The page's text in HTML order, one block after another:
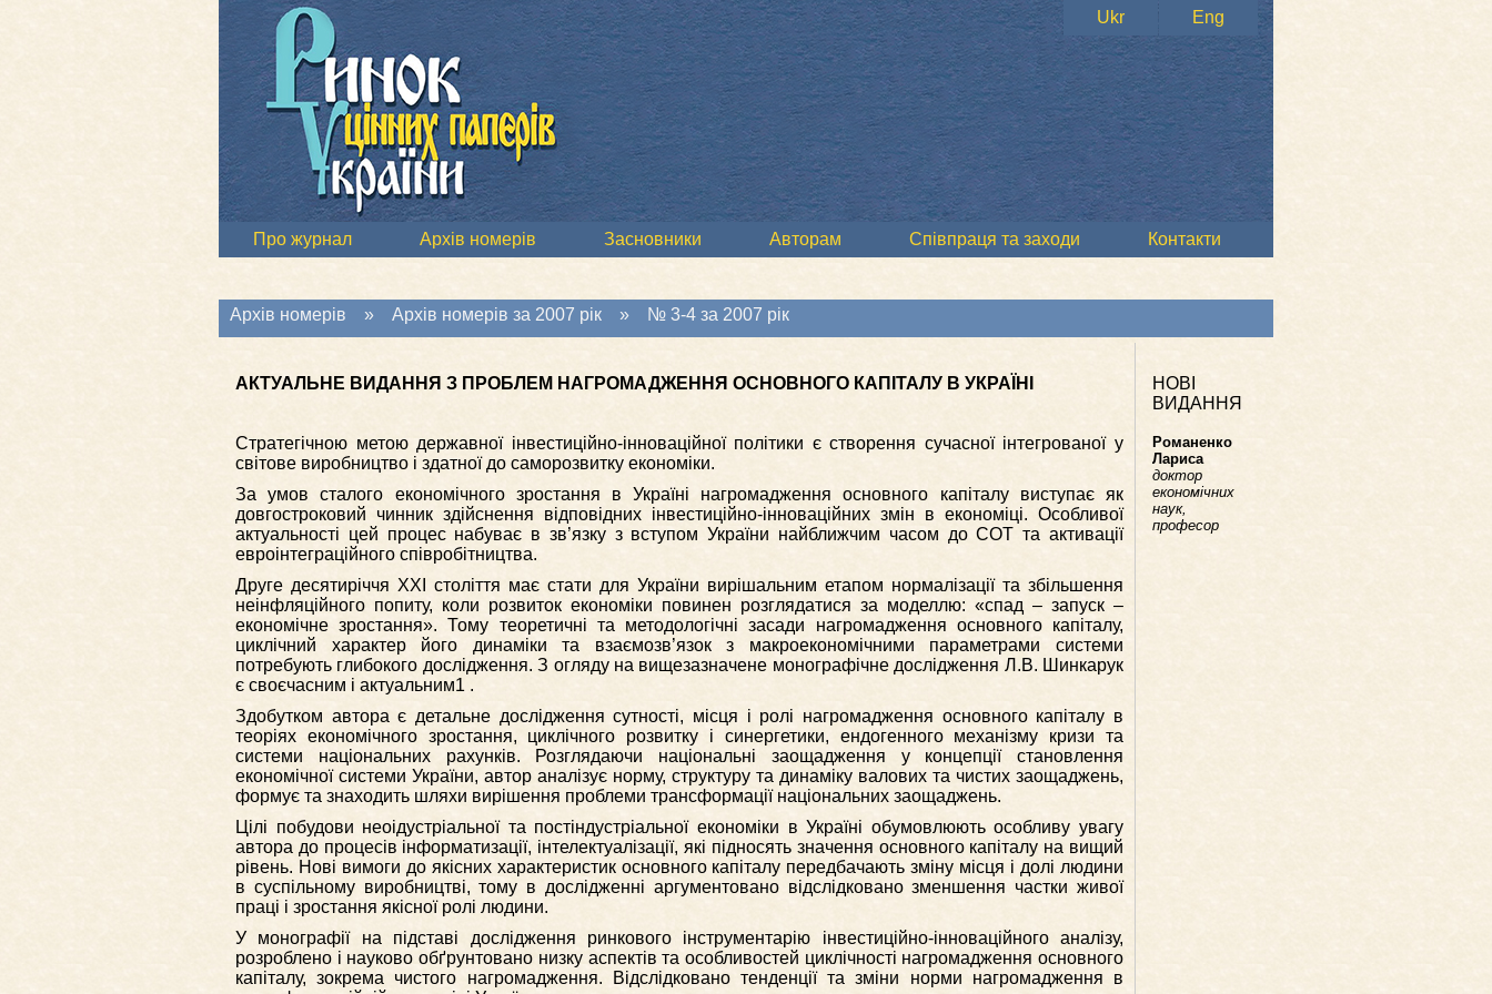
Ukr Eng
Про журнал Архів номерів Засновники Авторам Співпраця та заходи Контакти
Архів номерів » Архів номерів за 2007 рік » № 3-4 за 2007 рік
АКТУАЛЬНЕ ВИДАННЯ З ПРОБЛЕМ НАГРОМАДЖЕННЯ ОСНОВНОГО КАПІТАЛУ В УКРАЇНІ
Стратегічною метою державної інвестиційно-інноваційної політики є створення сучасної інтегрованої у
світове виробництво і здатної до саморозвитку економіки.
За умов сталого економічного зростання в Україні нагромадження основного капіталу виступає як
довгостроковий чинник здійснення відповідних інвестиційно-інноваційних змін в економіці. Особливої
актуальності цей процес набуває в зв’язку з вступом України найближчим часом до СОТ та активації
евроінтеграційного співробітництва.
Друге десятиріччя ХХІ століття має стати для України вирішальним етапом нормалізації та збільшення
неінфляційного попиту, коли розвиток економіки повинен розглядатися за моделлю: «спад – запуск –
економічне зростання». Тому теоретичні та методологічні засади нагромадження основного капіталу,
циклічний характер його динаміки та взаємозв’язок з макроекономічними параметрами системи
потребують глибокого дослідження. З огляду на вищезазначене монографічне дослідження Л.В. Шинкарук
є своєчасним і актуальним1 .
Здобутком автора є детальне дослідження сутності, місця і ролі нагромадження основного капіталу в
теоріях економічного зростання, циклічного розвитку і синергетики, ендогенного механізму кризи та
системи національних рахунків. Розглядаючи національні заощадження у концепції становлення
економічної системи України, автор аналізує норму, структуру та динаміку валових та чистих заощаджень,
формує та знаходить шляхи вирішення проблеми трансформації національних заощаджень.
Цілі побудови неоідустріальної та постіндустріальної економіки в Україні обумовлюють особливу увагу
автора до процесів інформатизації, інтелектуалізації, які підносять значення основного капіталу на вищий
рівень. Нові вимоги до якісних характеристик основного капіталу передбачають зміну місця і долі людини
в суспільному виробництві, тому в дослідженні аргументовано відслідковано зменшення частки живої
праці і зростання якісної ролі людини.
У монографії на підставі дослідження ринкового інструментарію інвестиційно-інноваційного аналізу,
розроблено і науково обґрунтовано низку аспектів та особливостей циклічності нагромадження основного
капіталу, зокрема чистого нагромадження. Відслідковано тенденції та зміни норми нагромадження в
НОВІ
ВИДАННЯ
Романенко
Лариса
доктор
економічних
наук,
професор